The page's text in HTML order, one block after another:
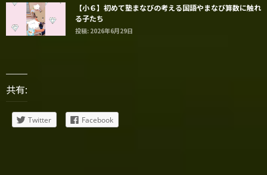
【小６】初めて塾まなびの考える国語やまなび算数に触れ
る子たち
投稿: 2026年6月29日
共有:
Twitter Facebook